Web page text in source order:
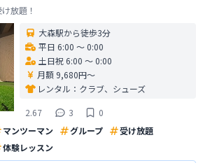
放題！
大森駅から徒歩3分
平日 6:00 〜 0:00
土日祝 6:00 〜 0:00
月額 9,680円〜
レンタル： クラブ、シューズ
2.67
3
0
マンツーマン グループ
受け放題
体験レッスン